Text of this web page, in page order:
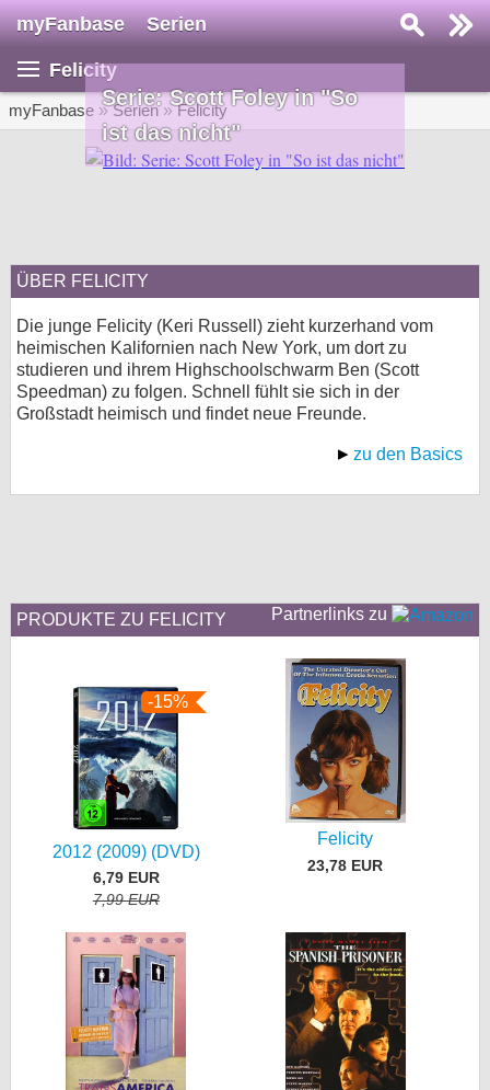
myFanbase Serien
Felicity
myFanbase »Serien»Felicity
Serie: Scott Foley in "So
ist das nicht"
ÜBER FELICITY
Die junge Felicity (Keri Russell) zieht kurzerhand vom
heimischen Kalifornien nach New York, um dort zu
studieren und ihrem Highschoolschwarm Ben (Scott
Speedman) zu folgen. Schnell fühlt sie sich in der
Großstadt heimisch und findet neue Freunde.
zu den Basics
Partnerlinks zu
PRODUKTE ZU FELICITY
-15%
2012 (2009) (DVD)
6,79 EUR
7,99 EUR
Felicity
23,78 EUR
Serie suchen...
SERIEN
Serien
KULTUR
Specials
SERVICE
Kontakt
Nutzungsbedingungen
Datenschutz
Cookie-Einstellungen
Impressum
Desktop-Ansicht